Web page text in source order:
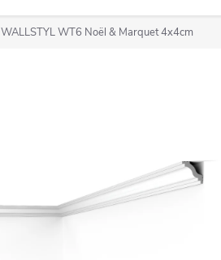
WALLSTYL WT6 Noël & Marquet 4x4cm